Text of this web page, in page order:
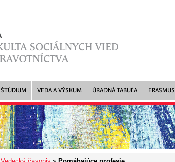
ŠTÚDIUM VEDA A VÝSKUM ÚRADNÁ TABUĽA ERASMUS